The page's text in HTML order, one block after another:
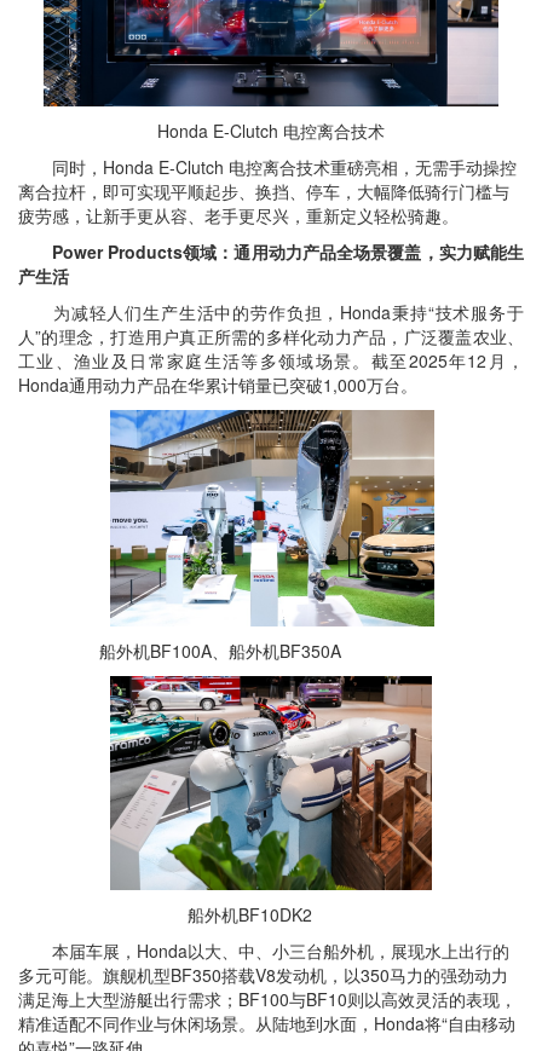
Honda E-Clutch 电控离合技术
同时，Honda E-Clutch 电控离合技术重磅亮相，无需手动操控
离合拉杆，即可实现平顺起步、换挡、停车，大幅降低骑行门槛与
疲劳感，让新手更从容、老手更尽兴，重新定义轻松骑趣。
Power Products领域：通用动力产品全场景覆盖，实力赋能生
产生活
为减轻人们生产生活中的劳作负担，Honda秉持“技术服务于
人”的理念，打造用户真正所需的多样化动力产品，广泛覆盖农业、
工业、渔业及日常家庭生活等多领域场景。截至2025年12月，
Honda通用动力产品在华累计销量已突破1,000万台。
船外机BF100A、船外机BF350A
船外机BF10DK2
本届车展，Honda以大、中、小三台船外机，展现水上出行的
多元可能。旗舰机型BF350搭载V8发动机，以350马力的强劲动力
满足海上大型游艇出行需求； BF100与BF10则以高效灵活的表现，
精准适配不同作业与休闲场景。从陆地到水面，Honda将“自由移动